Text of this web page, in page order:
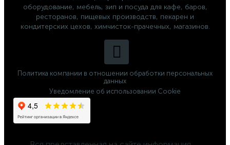
оборудование, мебель, зип и посуда для кафе, баров,
ресторанов, пищевых производств, пекарен и
кондитерских цехов, химчисток-прачечных, магазинов.
Политика компании в отношении обработки персональных
данных
Уведомление об использовании Cookie